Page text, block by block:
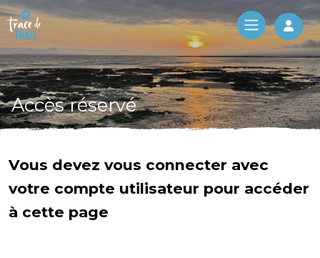
Log
Accès réservé
Vous devez vous connecter avec
votre compte utilisateur pour accéder
à cette page